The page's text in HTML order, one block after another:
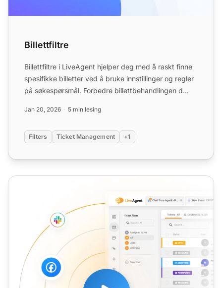
Billettfiltre
Billettfiltre i LiveAgent hjelper deg med å raskt finne
spesifikke billetter ved å bruke innstillinger og regler
på søkespørsmål. Forbedre billettbehandlingen d...
Jan 20, 2026 5 min lesing
Filters Ticket Management +1
Tildel billett